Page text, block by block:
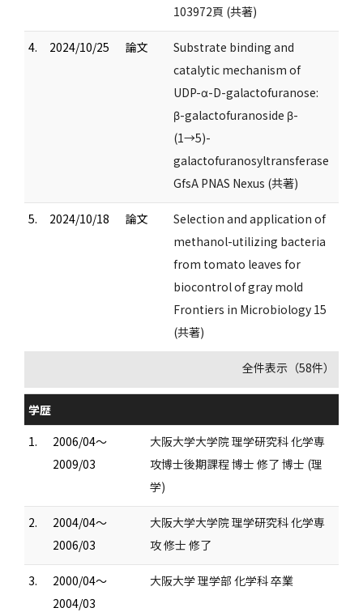
103972頁 (共著)
4. 2024/10/25 論文
Substrate binding and
catalytic mechanism of
UDP-α-D-galactofuranose:
β-galactofuranoside β-
(1→5)-
galactofuranosyltransferase
GfsA PNAS Nexus (共著)
5. 2024/10/18 論文
Selection and application of
methanol-utilizing bacteria
from tomato leaves for
biocontrol of gray mold
Frontiers in Microbiology 15
(共著)
全件表示（58件）
学歴
1.
2006/04～
2009/03
大阪大学大学院 理学研究科 化学専
攻博士後期課程 博士 修了 博士 (理
学)
2.
2004/04～
2006/03
大阪大学大学院 理学研究科 化学専
攻 修士 修了
3.
2000/04～
2004/03
大阪大学 理学部 化学科 卒業